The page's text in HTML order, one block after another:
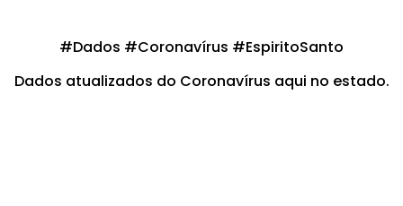
#Dados #Coronavírus #EspiritoSanto
Dados atualizados do Coronavírus aqui no estado.